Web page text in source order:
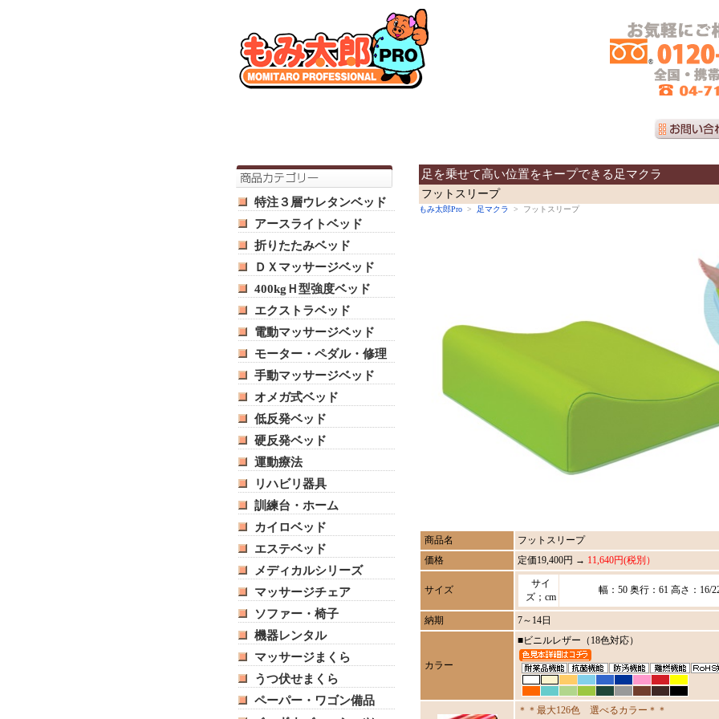
特注３層ウレタンベッド
アースライトベッド
折りたたみベッド
ＤＸマッサージベッド
400kgＨ型強度ベッド
エクストラベッド
電動マッサージベッド
モーター・ペダル・修理
手動マッサージベッド
オメガ式ベッド
低反発ベッド
硬反発ベッド
運動療法
リハビリ器具
訓練台・ホーム
カイロベッド
エステベッド
メディカルシリーズ
マッサージチェア
ソファー・椅子
機器レンタル
マッサージまくら
うつ伏せまくら
ペーパー・ワゴン備品
足を乗せて高い位置をキープできる足マクラ
フットスリープ
もみ太郎Pro > 足マクラ > フットスリープ
商品名
フットスリープ
価格
定価19,400円 → 11,640円(税別）
サイズ
サイ
ズ；cm
幅：50 奥行：61 高さ：16/
納期 7～14日
カラー
■ビニルレザー（18色対応）
＊＊最大126色 選べるカラー＊＊